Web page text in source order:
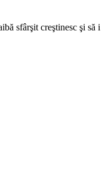
sfârşit creştinesc şi să i